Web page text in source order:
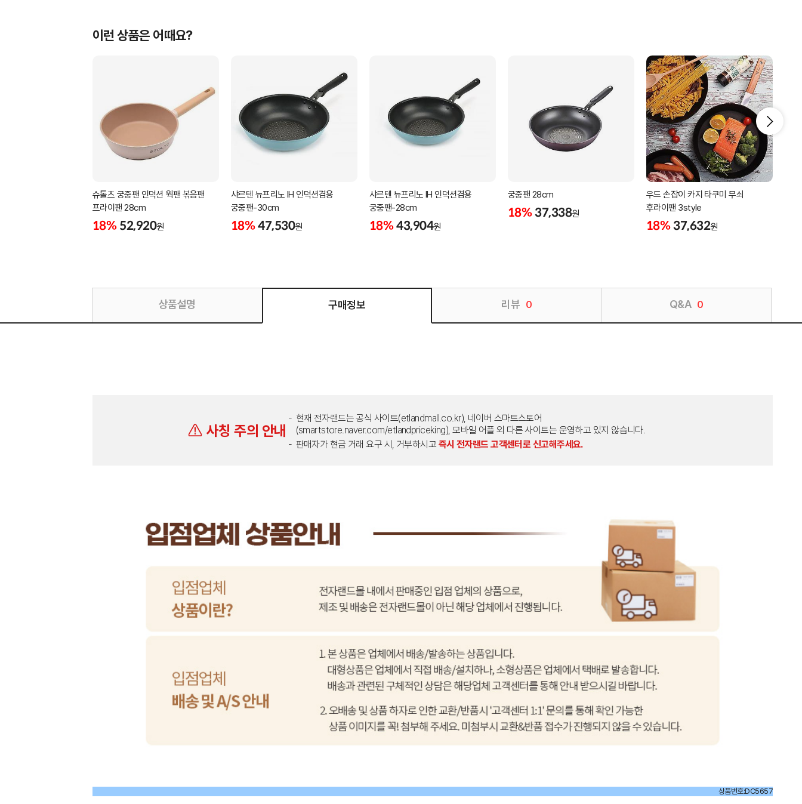
이런 상품은 어때요?
슈톨츠 궁중팬 인덕션 웍팬 볶음팬
프라이팬 28cm
18% 52,920원
샤르텐 뉴프리노 IH 인덕션겸용
궁중팬-30cm
18% 47,530원
샤르텐 뉴프리노 IH 인덕션겸용
궁중팬-28cm
18% 43,904원
궁중팬 28cm
18% 37,338원
우드 손잡이 카지 타쿠미 무쇠
후라이팬 3style
18% 37,632원
상품설명 구매정보 리뷰 0 Q&A 0
사칭 주의 안내
현재 전자랜드는 공식 사이트(etlandmall.co.kr), 네이버 스마트스토어
(smartstore.naver.com/etlandpriceking), 모바일 어플 외 다른 사이트는 운영하고 있지 않습니다.
판매자가 현금 거래 요구 시, 거부하시고 즉시 전자랜드 고객센터로 신고해주세요.
상품번호:DC5657